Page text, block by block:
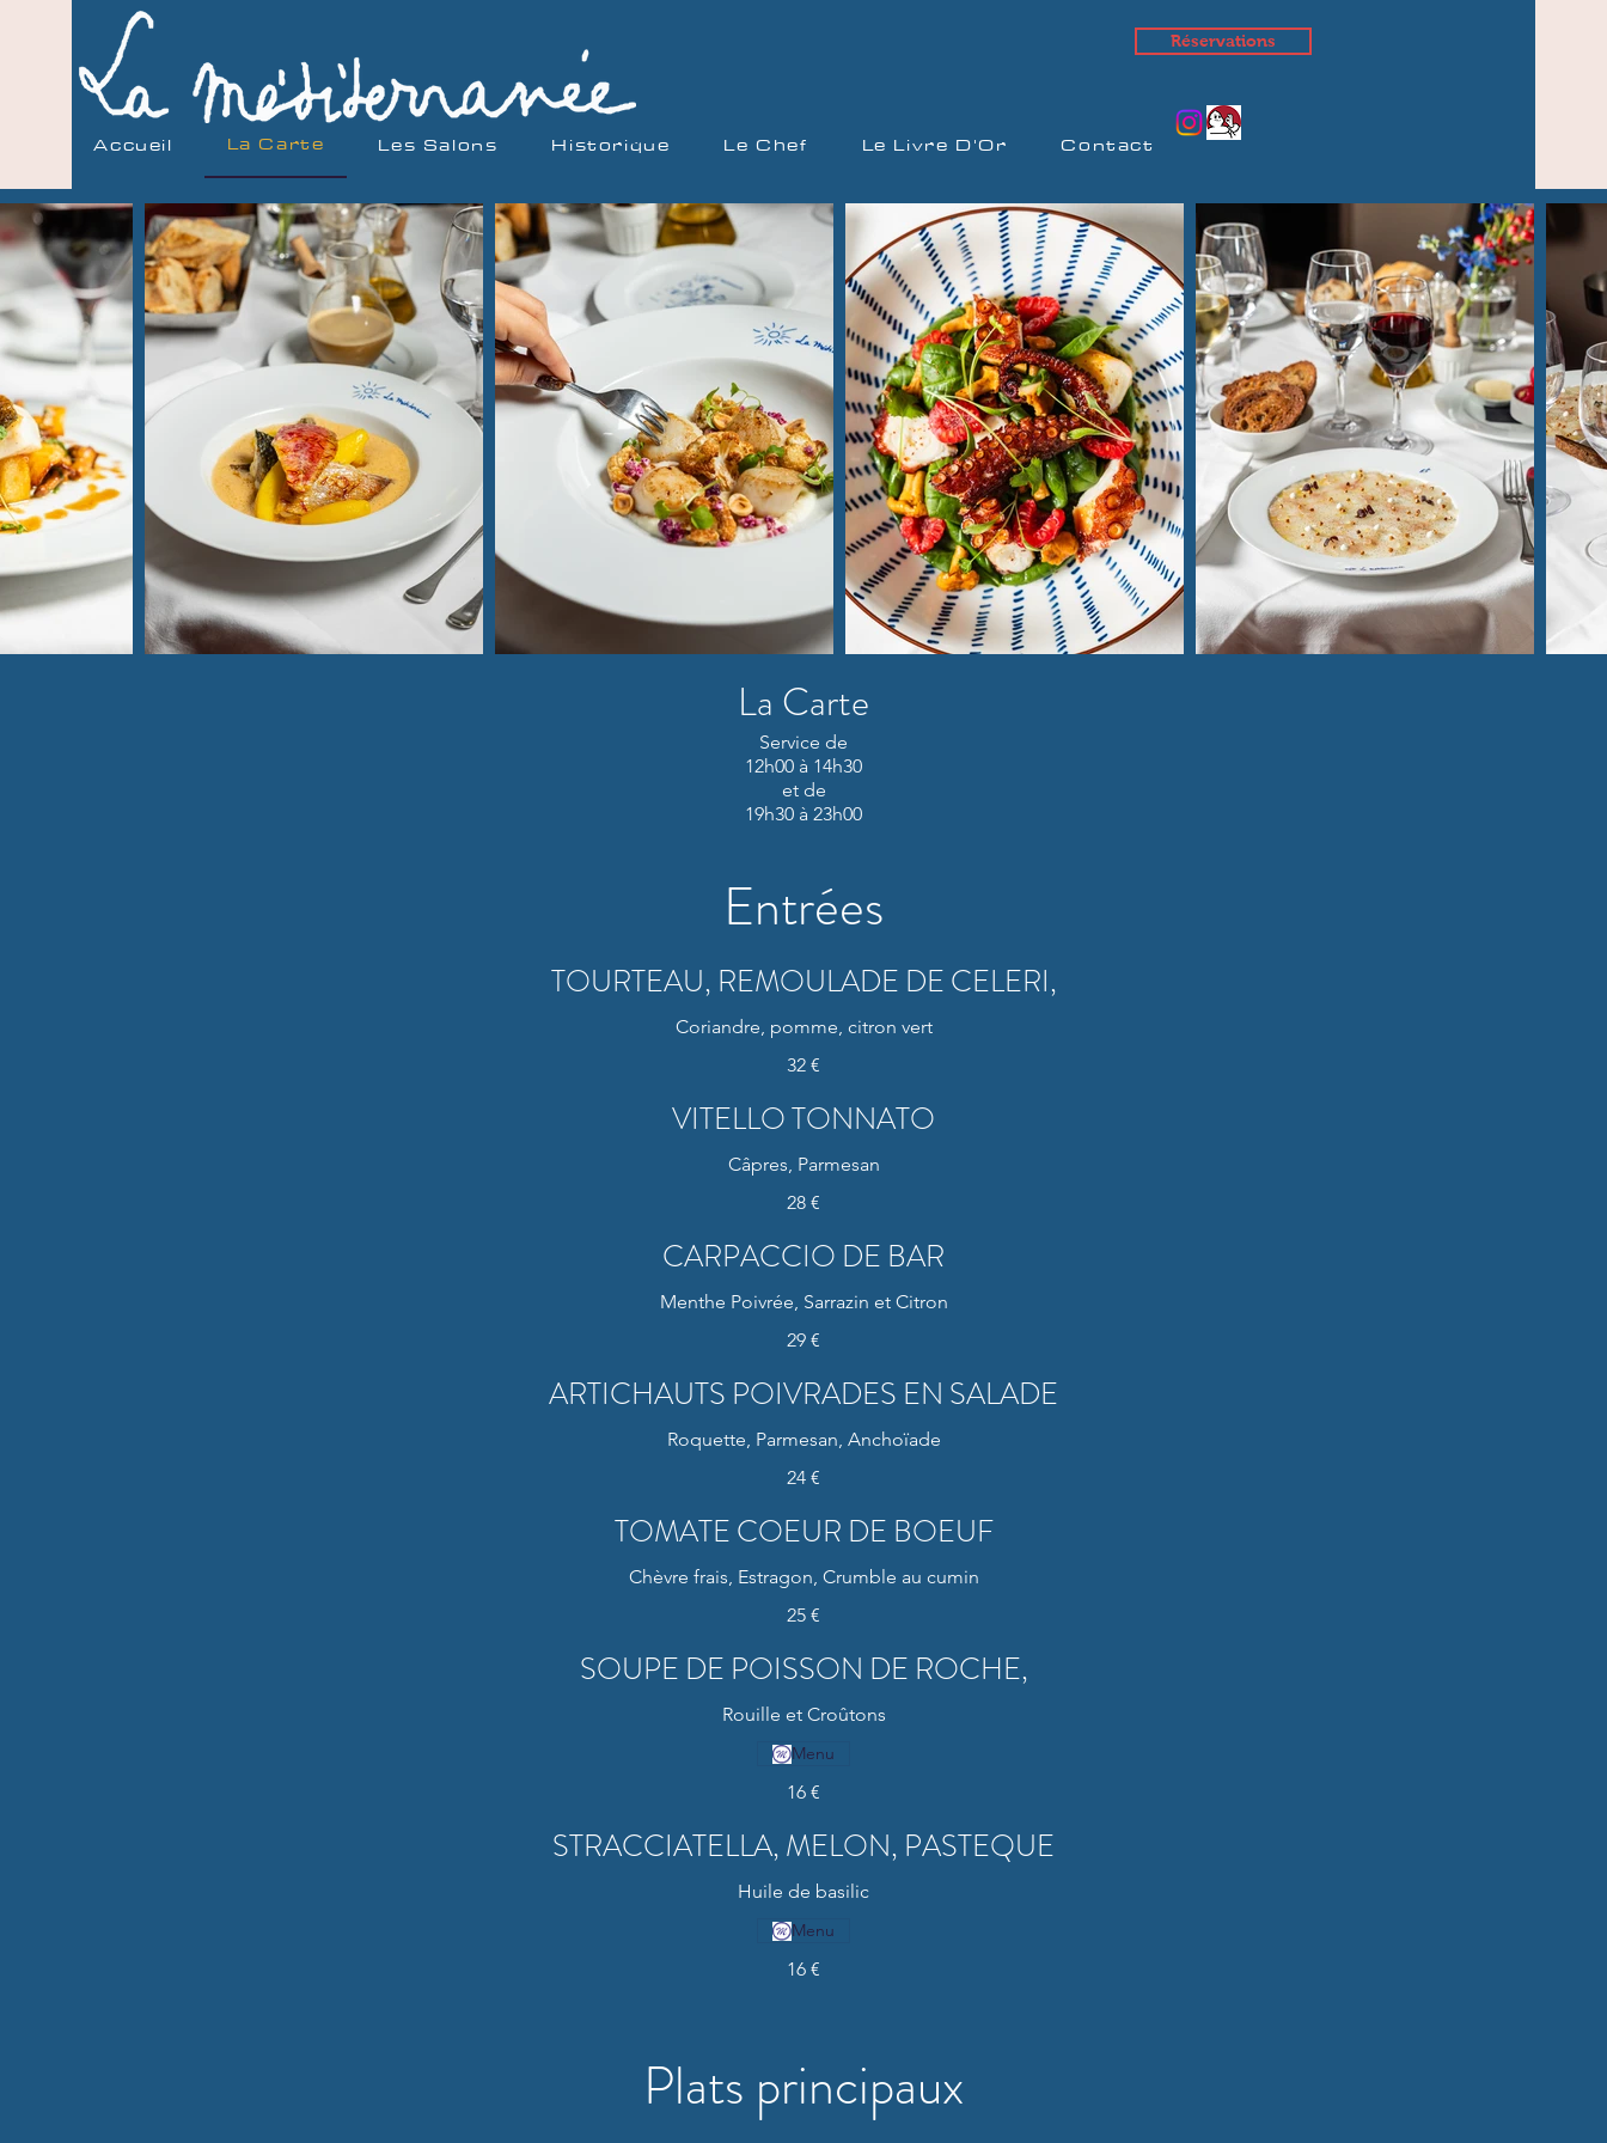
Accueil La Carte Les Salons Historique Le Chef Le Livre D'Or Contact
Réservations
La Carte
Service de
12h00 à 14h30
et de
19h30 à 23h00
Entrées
TOURTEAU, REMOULADE DE CELERI,
Coriandre, pomme, citron vert
32 €
VITELLO TONNATO
Câpres, Parmesan
28 €
CARPACCIO DE BAR
Menthe Poivrée, Sarrazin et Citron
29 €
ARTICHAUTS POIVRADES EN SALADE
Roquette, Parmesan, Anchoïade
24 €
TOMATE COEUR DE BOEUF
Chèvre frais, Estragon, Crumble au cumin
25 €
SOUPE DE POISSON DE ROCHE,
Rouille et Croûtons
16 €
Menu
STRACCIATELLA, MELON, PASTEQUE
Huile de basilic
16 €
Menu
Plats principaux